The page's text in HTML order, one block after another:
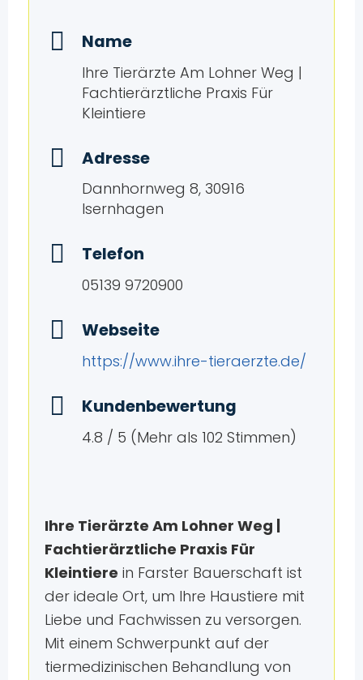
Name
Ihre Tierärzte Am Lohner Weg |
Fachtierärztliche Praxis Für
Kleintiere
Adresse
Dannhornweg 8, 30916
Isernhagen
Telefon
05139 9720900
Webseite
https://www.ihre-tieraerzte.de/
Kundenbewertung
4.8 / 5 (Mehr als 102 Stimmen)
Ihre Tierärzte Am Lohner Weg |
Fachtierärztliche Praxis Für
Kleintiere in Farster Bauerschaft ist
der ideale Ort, um Ihre Haustiere mit
Liebe und Fachwissen zu versorgen.
Mit einem Schwerpunkt auf der
tiermedizinischen Behandlung von